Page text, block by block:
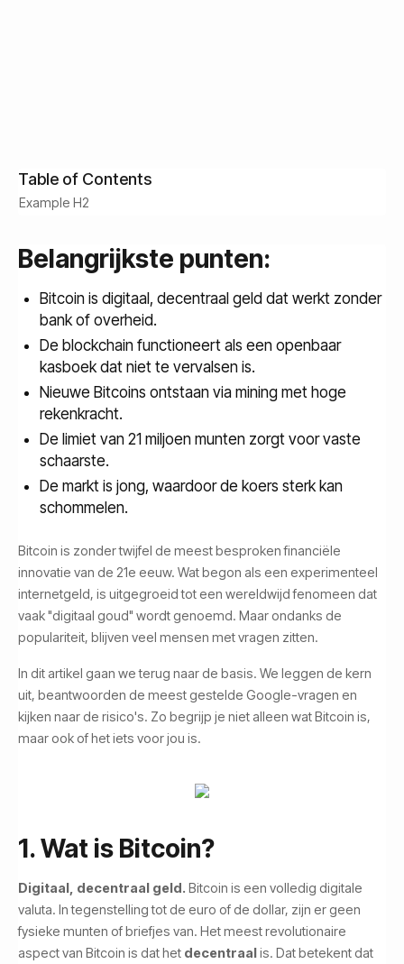
Table of Contents
Example H2
Belangrijkste punten:
Bitcoin is digitaal, decentraal geld dat werkt zonder
bank of overheid.
De blockchain functioneert als een openbaar
kasboek dat niet te vervalsen is.
Nieuwe Bitcoins ontstaan via mining met hoge
rekenkracht.
De limiet van 21 miljoen munten zorgt voor vaste
schaarste.
De markt is jong, waardoor de koers sterk kan
schommelen.
Bitcoin is zonder twijfel de meest besproken financiële
innovatie van de 21e eeuw. Wat begon als een experimenteel
internetgeld, is uitgegroeid tot een wereldwijd fenomeen dat
vaak "digitaal goud" wordt genoemd. Maar ondanks de
populariteit, blijven veel mensen met vragen zitten.
In dit artikel gaan we terug naar de basis. We leggen de kern
uit, beantwoorden de meest gestelde Google-vragen en
kijken naar de risico's. Zo begrijp je niet alleen wat Bitcoin is,
maar ook of het iets voor jou is.
1. Wat is Bitcoin?
Digitaal, decentraal geld. Bitcoin is een volledig digitale
valuta. In tegenstelling tot de euro of de dollar, zijn er geen
fysieke munten of briefjes van. Het meest revolutionaire
aspect van Bitcoin is dat het decentraalis. Dat betekent dat